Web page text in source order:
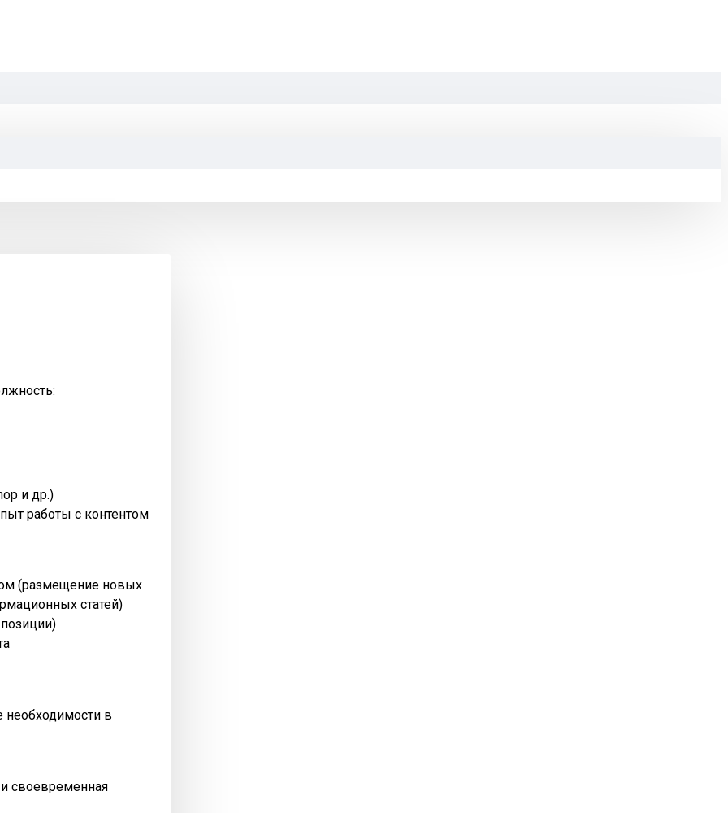
и др.)
работы с контентом
(размещение новых
статей)
в
и своевременная